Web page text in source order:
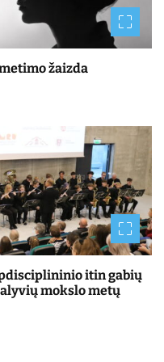
žaizda
itin gabių
mokslo metų